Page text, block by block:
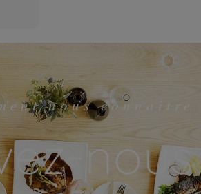
nous connaitre
nous